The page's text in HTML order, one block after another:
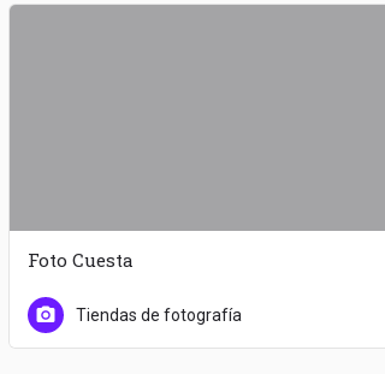
Foto Cuesta
958 40 57 86
Tiendas de fotografía